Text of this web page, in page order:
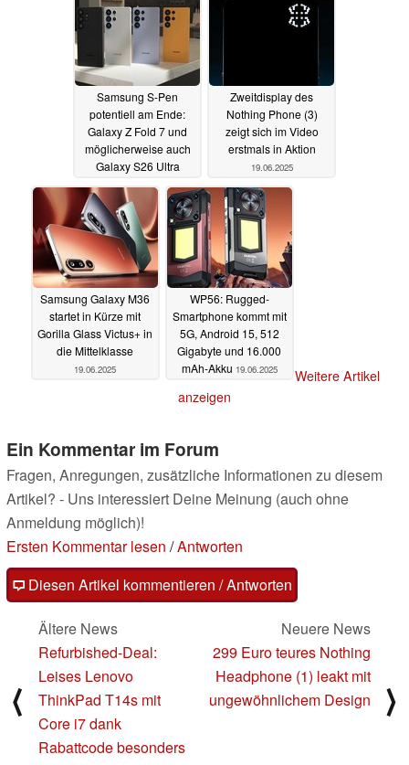
Samsung S-Pen
potentiell am Ende:
Galaxy Z Fold 7 und
möglicherweise auch
Galaxy S26 Ultra
22.06.2025
Zweitdisplay des
Nothing Phone (3)
zeigt sich im Video
erstmals in Aktion
19.06.2025
Samsung Galaxy M36
startet in Kürze mit
Gorilla Glass Victus+ in
die Mittelklasse
19.06.2025
WP56: Rugged-
Smartphone kommt mit
5G, Android 15, 512
Gigabyte und 16.000
mAh-Akku 19.06.2025
Weitere Artikel
anzeigen
Ein Kommentar im Forum
Fragen, Anregungen, zusätzliche Informationen zu diesem
Artikel? - Uns interessiert Deine Meinung (auch ohne
Anmeldung möglich)!
Ersten Kommentar lesen /Antworten
Diesen Artikel kommentieren / Antworten
⟨
Ältere News
Refurbished-Deal:
Leises Lenovo
ThinkPad T14s mit
Core i7 dank
Rabattcode besonders
Neuere News
299 Euro teures Nothing
Headphone (1) leakt mit
ungewöhnlichem Design
⟩